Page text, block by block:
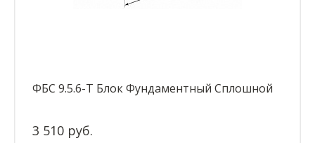
ФБС 9.5.6-Т Блок Фундаментный Сплошной
3 510 руб.